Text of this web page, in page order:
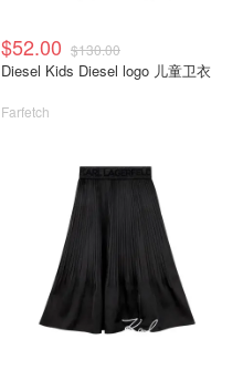
$52.00 $130.00
Diesel Kids Diesel logo 儿童卫衣
Farfetch